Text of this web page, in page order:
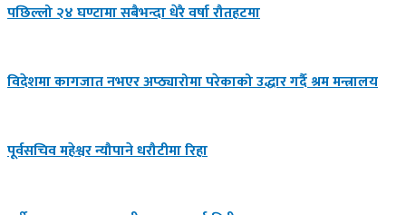
पछिल्लो २४ घण्टामा सबैभन्दा धेरै वर्षा रौतहटमा
विदेशमा कागजात नभएर अप्ठ्यारोमा परेकाको उद्धार गर्दै श्रम मन्त्रालय
पूर्वसचिव महेश्वर न्यौपाने धरौटीमा रिहा